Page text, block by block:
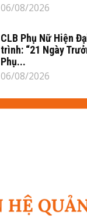
06/08/2026
CLB Phụ Nữ Hiện
trình: “21 Ngày
Phụ...
06/08/2026